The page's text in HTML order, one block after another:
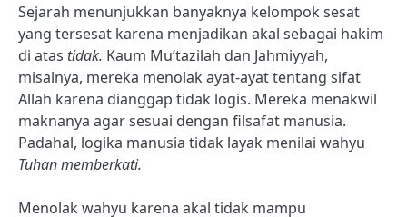
Sejarah menunjukkan banyaknya kelompok sesat
yang tersesat karena menjadikan akal sebagai hakim
di atas tidak. Kaum Mu‘tazilah dan Jahmiyyah,
misalnya, mereka menolak ayat-ayat tentang sifat
Allah karena dianggap tidak logis. Mereka menakwil
maknanya agar sesuai dengan filsafat manusia.
Padahal, logika manusia tidak layak menilai wahyu
Tuhan memberkati.
Menolak wahyu karena akal tidak mampu